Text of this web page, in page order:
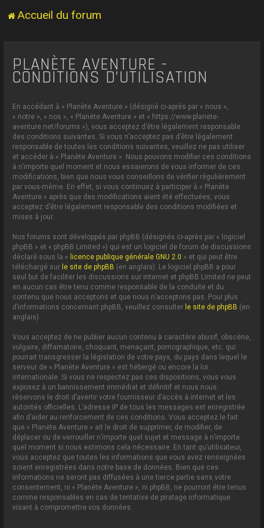
Accueil du forum
PLANÈTE AVENTURE -
CONDITIONS D’UTILISATION
En accédant à « Planète Aventure » (désigné ci-après par « nous »,
« notre », « nos », « Planète Aventure » et « https://www.planete-
aventure.net/forums »), vous acceptez d’être légalement responsable
des conditions suivantes. Si vous n’acceptez pas d’être légalement
responsable de toutes les conditions suivantes, veuillez ne pas utiliser
et accéder à « Planète Aventure ». Nous pouvons modifier ces conditions
à n’importe quel moment et nous essaierons de vous informer de ces
modifications, bien que nous vous conseillons de vérifier régulièrement
par vous-même. En effet, si vous continuez à participer à « Planète
Aventure » après que des modifications aient été effectuées, vous
acceptez d’être légalement responsable des conditions modifiées et
mises à jour.
Nos forums sont développés par phpBB (désignés ci-après par « logiciel
phpBB » et « phpBB Limited ») qui est un logiciel de forum de discussions
déclaré sous la « licence publique générale GNU 2.0 » et qui peut être
téléchargé sur le site de phpBB (en anglais). Le logiciel phpBB a pour
seul but de faciliter les discussions sur internet et phpBB Limited ne peut
en aucun cas être tenu comme responsable de la conduite et du
contenu que nous acceptons et que nous n’acceptons pas. Pour plus
d’informations concernant phpBB, veuillez consulter le site de phpBB (en
anglais).
Vous acceptez de ne publier aucun contenu à caractère abusif, obscène,
vulgaire, diffamatoire, choquant, menaçant, pornographique, etc. qui
pourrait transgresser la législation de votre pays, du pays dans lequel le
serveur de « Planète Aventure » est hébergé ou encore la loi
internationale. Si vous ne respectez pas ces dispositions, vous vous
exposez à un bannissement immédiat et définitif et nous nous
réservons le droit d’avertir votre fournisseur d’accès à internet et les
autorités officielles. L’adresse IP de tous les messages est enregistrée
afin d’aider au renforcement de ces conditions. Vous acceptez le fait
que « Planète Aventure » ait le droit de supprimer, de modifier, de
déplacer ou de verrouiller n’importe quel sujet et message à n’importe
quel moment si nous estimons cela nécessaire. En tant qu’utilisateur,
vous acceptez que toutes les informations que vous avez renseignées
soient enregistrées dans notre base de données. Bien que ces
informations ne seront pas diffusées à une tierce partie sans votre
consentement, ni « Planète Aventure », ni phpBB, ne pourront être tenus
comme responsables en cas de tentative de piratage informatique
visant à compromettre vos données.